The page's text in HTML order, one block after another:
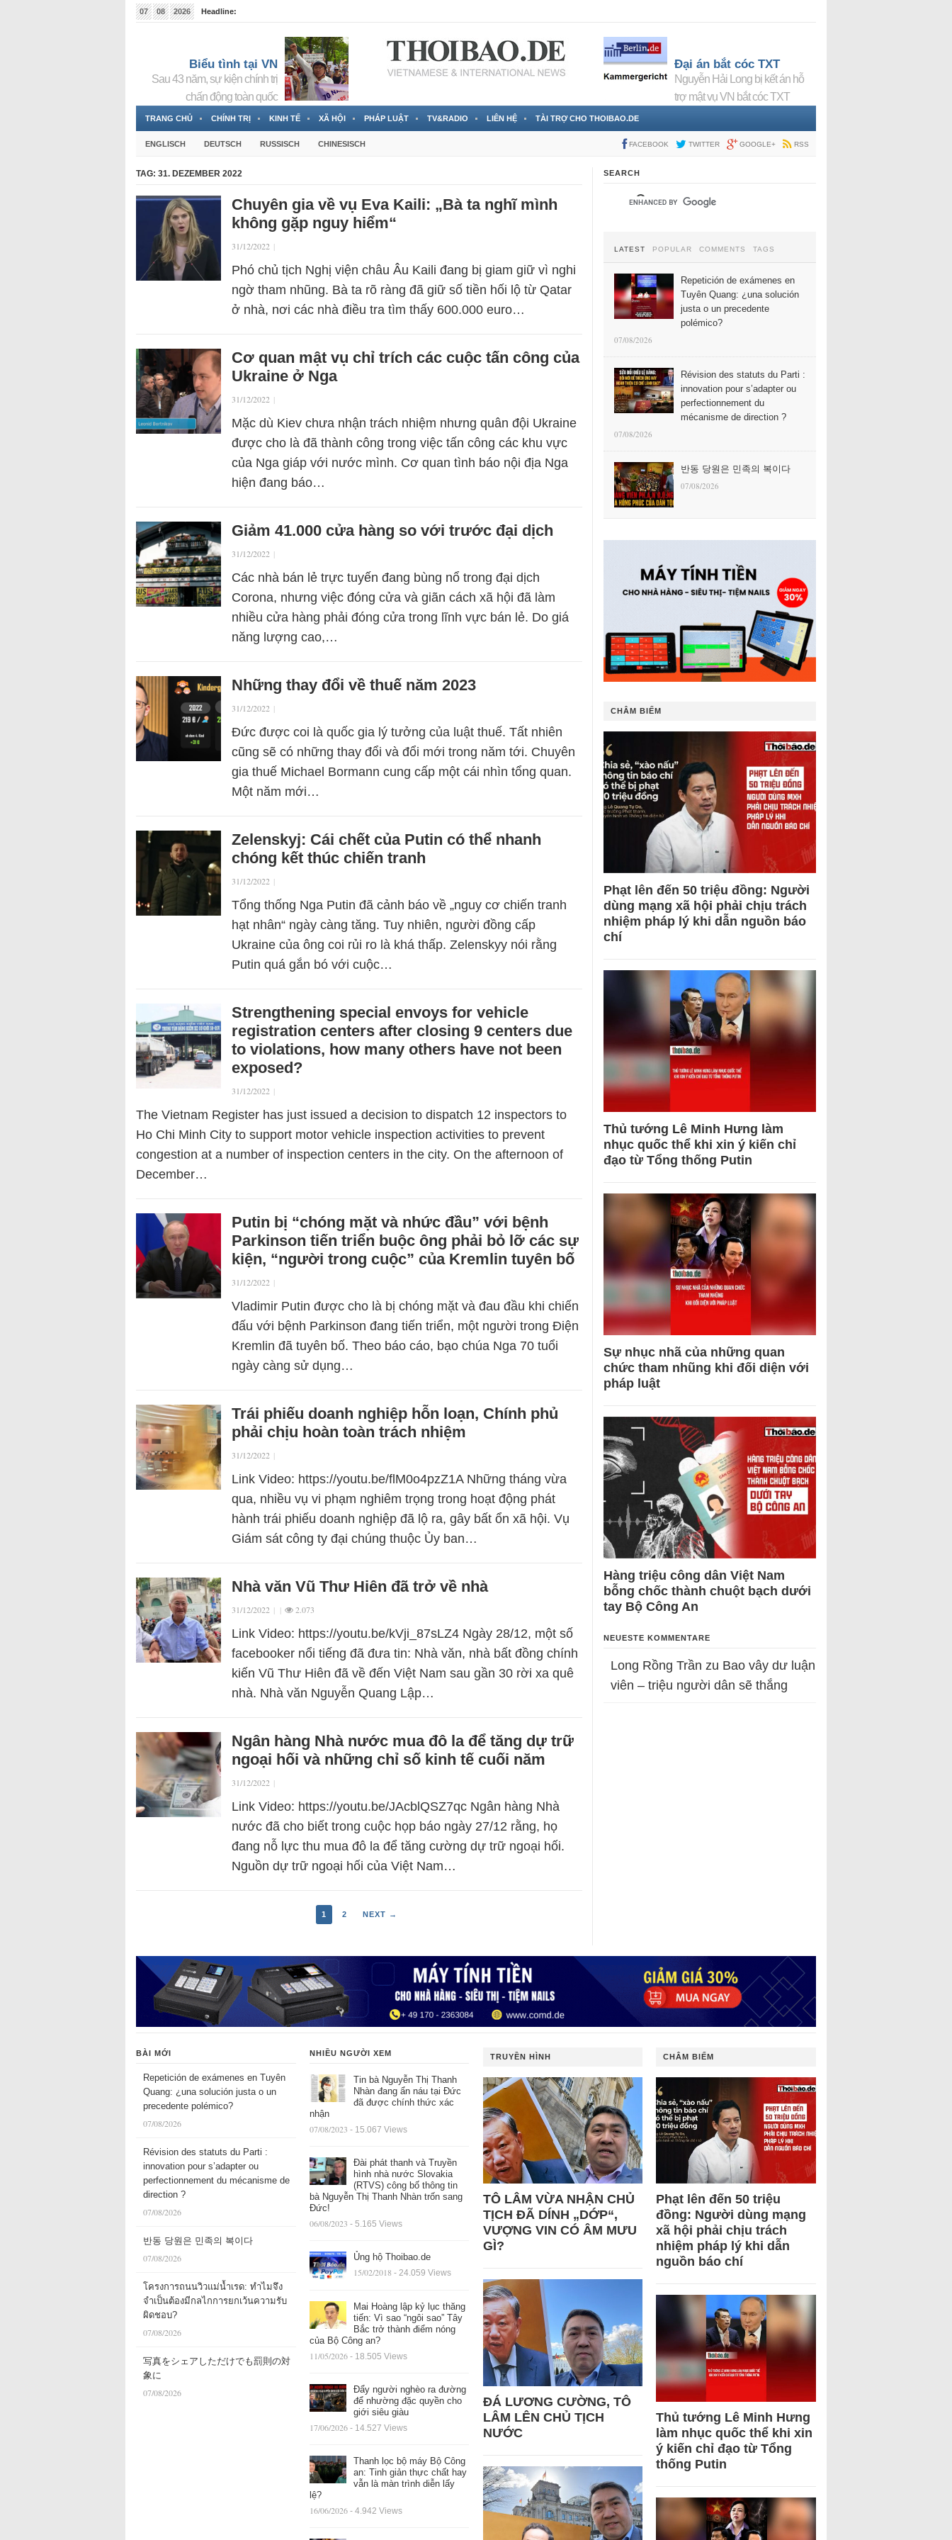
07 08 2026
Headline:
Biểu tình tại VN
Sau 43 năm, sự kiện chính trị
chấn động toàn quốc
Đại án bắt cóc TXT
Nguyễn Hải Long bị kết án hỗ
trợ mật vụ VN bắt cóc TXT
TRANG CHỦ CHÍNH TRỊ KINH TẾ XÃ HỘI PHÁP LUẬT TV&RADIO LIÊN HỆ TÀI TRỢ CHO THOIBAO.DE
ENGLISCH DEUTSCH RUSSISCH CHINESISCH FACEBOOK TWITTER GOOGLE+ RSS
TAG: 31. DEZEMBER 2022
Chuyên gia về vụ Eva Kaili: „Bà ta nghĩ mình
không gặp nguy hiểm“
31/12/2022 |
Phó chủ tịch Nghị viện châu Âu Kaili đang bị giam giữ vì nghi
ngờ tham nhũng. Bà ta rõ ràng đã giữ số tiền hối lộ từ Qatar
ở nhà, nơi các nhà điều tra tìm thấy 600.000 euro…
Cơ quan mật vụ chỉ trích các cuộc tấn công của
Ukraine ở Nga
31/12/2022 |
Mặc dù Kiev chưa nhận trách nhiệm nhưng quân đội Ukraine
được cho là đã thành công trong việc tấn công các khu vực
của Nga giáp với nước mình. Cơ quan tình báo nội địa Nga
hiện đang báo…
Giảm 41.000 cửa hàng so với trước đại dịch
31/12/2022 |
Các nhà bán lẻ trực tuyến đang bùng nổ trong đại dịch
Corona, nhưng việc đóng cửa và giãn cách xã hội đã làm
nhiều cửa hàng phải đóng cửa trong lĩnh vực bán lẻ. Do giá
năng lượng cao,…
Những thay đổi về thuế năm 2023
31/12/2022 |
Đức được coi là quốc gia lý tưởng của luật thuế. Tất nhiên
cũng sẽ có những thay đổi và đổi mới trong năm tới. Chuyên
gia thuế Michael Bormann cung cấp một cái nhìn tổng quan.
Một năm mới…
Zelenskyj: Cái chết của Putin có thể nhanh
chóng kết thúc chiến tranh
31/12/2022 |
Tổng thống Nga Putin đã cảnh báo về „nguy cơ chiến tranh
hạt nhân“ ngày càng tăng. Tuy nhiên, người đồng cấp
Ukraine của ông coi rủi ro là khá thấp. Zelenskyy nói rằng
Putin quá gắn bó với cuộc…
Strengthening special envoys for vehicle
registration centers after closing 9 centers due
to violations, how many others have not been
exposed?
31/12/2022 |
The Vietnam Register has just issued a decision to dispatch 12 inspectors to
Ho Chi Minh City to support motor vehicle inspection activities to prevent
congestion at a number of inspection centers in the city. On the afternoon of
December…
Putin bị “chóng mặt và nhức đầu” với bệnh
Parkinson tiến triển buộc ông phải bỏ lỡ các sự
kiện, “người trong cuộc” của Kremlin tuyên bố
31/12/2022 |
Vladimir Putin được cho là bị chóng mặt và đau đầu khi chiến
đấu với bệnh Parkinson đang tiến triển, một người trong Điện
Kremlin đã tuyên bố. Theo báo cáo, bạo chúa Nga 70 tuổi
ngày càng sử dụng…
Trái phiếu doanh nghiệp hỗn loạn, Chính phủ
phải chịu hoàn toàn trách nhiệm
31/12/2022 |
Link Video: https://youtu.be/flM0o4pzZ1A Những tháng vừa
qua, nhiều vụ vi phạm nghiêm trọng trong hoạt động phát
hành trái phiếu doanh nghiệp đã lộ ra, gây bất ổn xã hội. Vụ
Giám sát công ty đại chúng thuộc Ủy ban…
Nhà văn Vũ Thư Hiên đã trở về nhà
31/12/2022 | | 2.073
Link Video: https://youtu.be/kVji_87sLZ4 Ngày 28/12, một số
facebooker nổi tiếng đã đưa tin: Nhà văn, nhà bất đồng chính
kiến Vũ Thư Hiên đã về đến Việt Nam sau gần 30 rời xa quê
nhà. Nhà văn Nguyễn Quang Lập…
Ngân hàng Nhà nước mua đô la để tăng dự trữ
ngoại hối và những chỉ số kinh tế cuối năm
31/12/2022 |
Link Video: https://youtu.be/JAcblQSZ7qc Ngân hàng Nhà
nước đã cho biết trong cuộc họp báo ngày 27/12 rằng, họ
đang nỗ lực thu mua đô la để tăng cường dự trữ ngoại hối.
Nguồn dự trữ ngoại hối của Việt Nam…
1 2 NEXT →
SEARCH
LATEST POPULAR COMMENTS TAGS
Repetición de exámenes en
Tuyên Quang: ¿una solución
justa o un precedente
polémico?
07/08/2026
Révision des statuts du Parti :
innovation pour s’adapter ou
perfectionnement du
mécanisme de direction ?
07/08/2026
반동 당원은 민족의 복이다
07/08/2026
CHÂM BIẾM
Phạt lên đến 50 triệu đồng: Người
dùng mạng xã hội phải chịu trách
nhiệm pháp lý khi dẫn nguồn báo
chí
Thủ tướng Lê Minh Hưng làm
nhục quốc thể khi xin ý kiến chỉ
đạo từ Tổng thống Putin
Sự nhục nhã của những quan
chức tham nhũng khi đối diện với
pháp luật
Hàng triệu công dân Việt Nam
bỗng chốc thành chuột bạch dưới
tay Bộ Công An
NEUESTE KOMMENTARE
Long Rồng Trần zu Bao vây dư luận
viên – triệu người dân sẽ thắng
BÀI MỚI
Repetición de exámenes en Tuyên
Quang: ¿una solución justa o un
precedente polémico?
07/08/2026
Révision des statuts du Parti :
innovation pour s’adapter ou
perfectionnement du mécanisme de
direction ?
07/08/2026
반동 당원은 민족의 복이다
07/08/2026
โครงการถนนวิวแม่น้ำเรด: ทำไมจึง
จำเป็นต้องมีกลไกการยกเว้นความรับ
ผิดชอบ?
07/08/2026
写真をシェアしただけでも罰則の対
象に
07/08/2026
NHIỀU NGƯỜI XEM
Tin bà Nguyễn Thị Thanh
Nhàn đang ẩn náu tại Đức
đã được chính thức xác
nhận
07/08/2023 - 15.067 Views
Đài phát thanh và Truyền
hình nhà nước Slovakia
(RTVS) công bố thông tin
bà Nguyễn Thị Thanh Nhàn trốn sang
Đức!
06/08/2023 - 5.165 Views
Ủng hộ Thoibao.de
15/02/2018 - 24.059 Views
Mai Hoàng lập kỷ lục thăng
tiến: Vì sao “ngôi sao” Tây
Bắc trở thành điểm nóng
của Bộ Công an?
11/05/2026 - 18.505 Views
Đẩy người nghèo ra đường
để nhường đặc quyền cho
giới siêu giàu
17/06/2026 - 14.527 Views
Thanh lọc bộ máy Bộ Công
an: Tinh giản thực chất hay
vẫn là màn trình diễn lấy
lệ?
16/06/2026 - 4.942 Views
TRUYỀN HÌNH
TÔ LÂM VỪA NHẬN CHỦ
TỊCH ĐÃ DÍNH „DỚP“,
VƯỢNG VIN CÓ ÂM MƯU
GÌ?
ĐÁ LƯƠNG CƯỜNG, TÔ
LÂM LÊN CHỦ TỊCH
NƯỚC
CHÂM BIẾM
Phạt lên đến 50 triệu
đồng: Người dùng mạng
xã hội phải chịu trách
nhiệm pháp lý khi dẫn
nguồn báo chí
Thủ tướng Lê Minh Hưng
làm nhục quốc thể khi xin
ý kiến chỉ đạo từ Tổng
thống Putin